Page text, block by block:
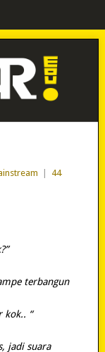
44
terbangun
kok.. “
jadi suara